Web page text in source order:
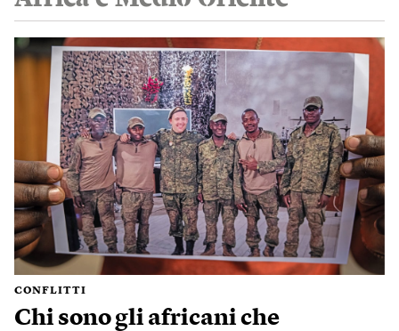
CONFLITTI
Chi sono gli africani che